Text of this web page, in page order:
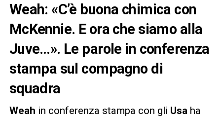
Weah: «C’è buona chimica con
McKennie. E ora che siamo alla
Juve…». Le parole in conferenza
stampa sul compagno di
squadra
Weah in conferenza stampa con gli Usaha